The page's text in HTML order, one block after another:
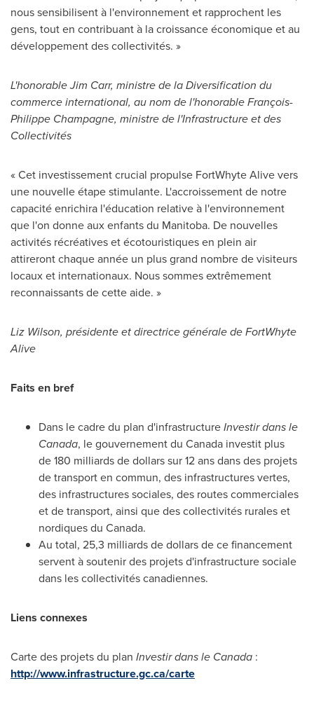
nous sensibilisent à l'environnement et rapprochent les
gens, tout en contribuant à la croissance économique et au
développement des collectivités. »
L'honorable Jim Carr, ministre de la Diversification du
commerce international, au nom de l'honorable François-
Philippe Champagne, ministre de l'Infrastructure et des
Collectivités
« Cet investissement crucial propulse FortWhyte Alive vers
une nouvelle étape stimulante. L'accroissement de notre
capacité enrichira l'éducation relative à l'environnement
que l'on donne aux enfants du Manitoba. De nouvelles
activités récréatives et écotouristiques en plein air
attireront chaque année un plus grand nombre de visiteurs
locaux et internationaux. Nous sommes extrêmement
reconnaissants de cette aide. »
Liz Wilson, présidente et directrice générale de FortWhyte
Alive
Faits en bref
Dans le cadre du plan d'infrastructureInvestir dans le
Canada, le gouvernement du Canada investit plus
de 180 milliards de dollars sur 12 ans dans des projets
de transport en commun, des infrastructures vertes,
des infrastructures sociales, des routes commerciales
et de transport, ainsi que des collectivités rurales et
nordiques du Canada.
Au total, 25,3 milliards de dollars de ce financement
servent à soutenir des projets d'infrastructure sociale
dans les collectivités canadiennes.
Liens connexes
Carte des projets du plan Investir dans le Canada :
http://www.infrastructure.gc.ca/carte